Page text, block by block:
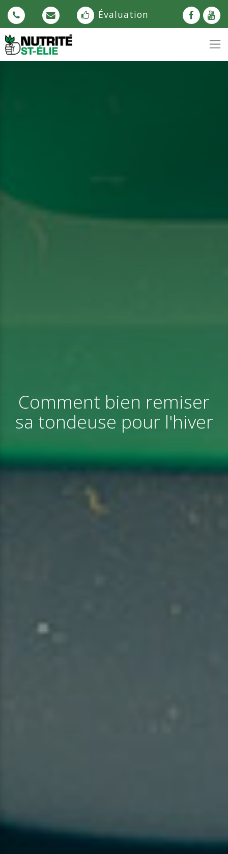
Évaluation
Comment bien remiser
sa tondeuse pour l'hiver